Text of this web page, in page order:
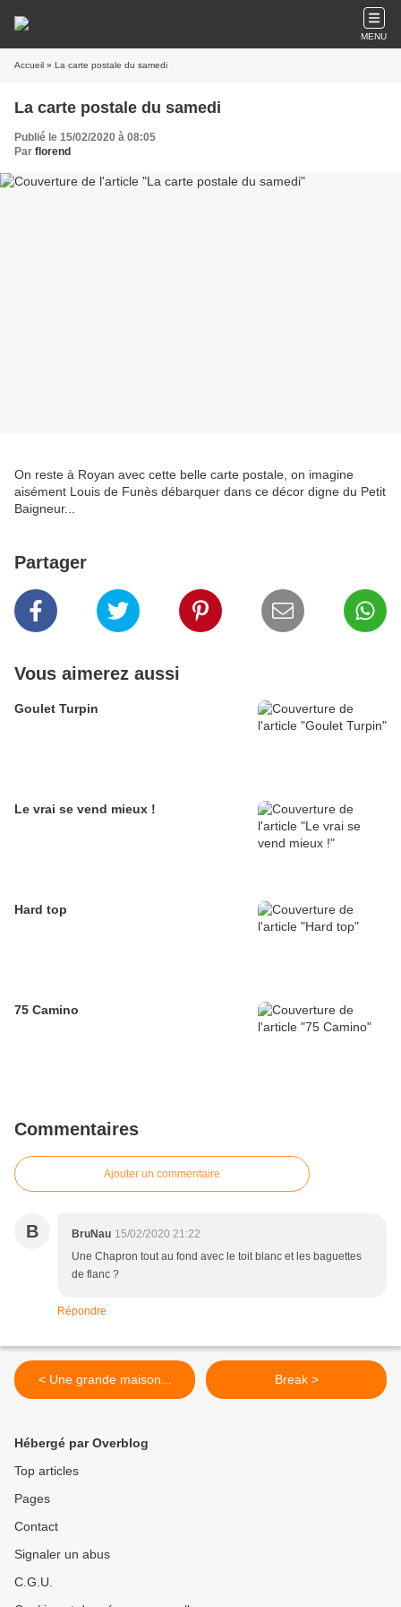
MENU
Accueil » La carte postale du samedi
La carte postale du samedi
Publié le 15/02/2020 à 08:05
Par florend
On reste à Royan avec cette belle carte postale, on imagine
aisément Louis de Funès débarquer dans ce décor digne du Petit
Baigneur...
Partager
Vous aimerez aussi
Goulet Turpin
Le vrai se vend mieux !
Hard top
75 Camino
Commentaires
Ajouter un commentaire
B BruNau 15/02/2020 21:22
Une Chapron tout au fond avec le toit blanc et les baguettes
de flanc ?
Répondre
< Une grande maison... Break >
Hébergé par Overblog
Top articles
Pages
Contact
Signaler un abus
C.G.U.